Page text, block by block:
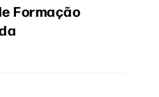
Formação